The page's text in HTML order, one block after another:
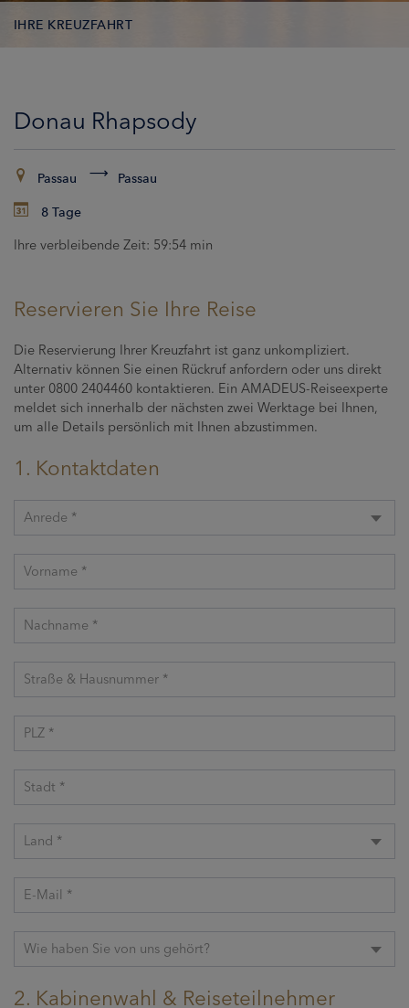
IHRE KREUZFAHRT
KABINEN
Donau Rhapsody
Passau Passau
8 Tage
Ihre verbleibende Zeit: 59:53 min
Reservieren Sie Ihre Reise
Die Reservierung Ihrer Kreuzfahrt ist ganz unkompliziert.
Alternativ können Sie einen Rückruf anfordern oder uns direkt
unter 0800 2404460 kontaktieren. Ein AMADEUS-Reiseexperte
meldet sich innerhalb der nächsten zwei Werktage bei Ihnen,
um alle Details persönlich mit Ihnen abzustimmen.
1. Kontaktdaten
Anrede *
Vorname *
Nachname *
Straße & Hausnummer *
PLZ *
Stadt *
Land *
E-Mail *
Wie haben Sie von uns gehört?
2. Kabinenwahl & Reiseteilnehmer